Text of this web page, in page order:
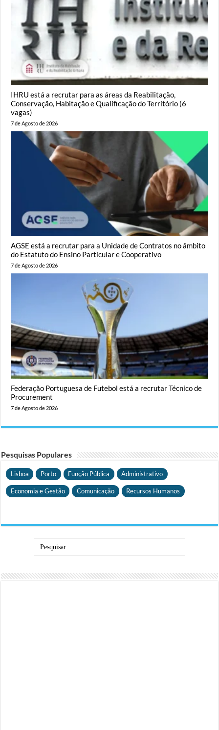
IHRU está a recrutar para as áreas da Reabilitação,
Conservação, Habitação e Qualificação do Território (6
vagas)
7 de Agosto de 2026
AGSE está a recrutar para a Unidade de Contratos no âmbito
do Estatuto do Ensino Particular e Cooperativo
7 de Agosto de 2026
Federação Portuguesa de Futebol está a recrutar Técnico de
Procurement
7 de Agosto de 2026
Pesquisas Populares
Lisboa Porto Função Pública Administrativo
Economia e Gestão Comunicação Recursos Humanos